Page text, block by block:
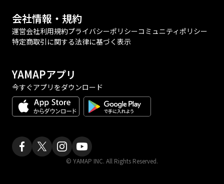
会社情報・規約
運営会社利用規約プライバシーポリシーコミュニティポリシー
特定商取引に関する法律に基づく表示
YAMAPアプリ
今すぐアプリをダウンロード
© YAMAP INC. All Rights Reserved.